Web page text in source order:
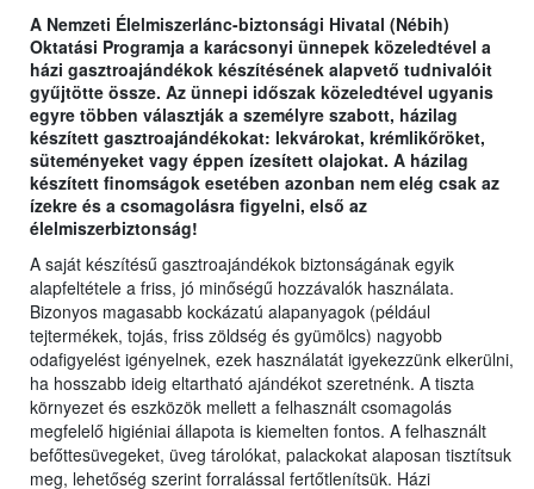
A Nemzeti Élelmiszerlánc-biztonsági Hivatal (Nébih)
Oktatási Programja a karácsonyi ünnepek közeledtével a
házi gasztroajándékok készítésének alapvető tudnivalóit
gyűjtötte össze. Az ünnepi időszak közeledtével ugyanis
egyre többen választják a személyre szabott, házilag
készített gasztroajándékokat: lekvárokat, krémlikőröket,
süteményeket vagy éppen ízesített olajokat. A házilag
készített finomságok esetében azonban nem elég csak az
ízekre és a csomagolásra figyelni, első az
élelmiszerbiztonság!
A saját készítésű gasztroajándékok biztonságának egyik
alapfeltétele a friss, jó minőségű hozzávalók használata.
Bizonyos magasabb kockázatú alapanyagok (például
tejtermékek, tojás, friss zöldség és gyümölcs) nagyobb
odafigyelést igényelnek, ezek használatát igyekezzünk elkerülni,
ha hosszabb ideig eltartható ajándékot szeretnénk. A tiszta
környezet és eszközök mellett a felhasznált csomagolás
megfelelő higiéniai állapota is kiemelten fontos. A felhasznált
befőttesüvegeket, üveg tárolókat, palackokat alaposan tisztítsuk
meg, lehetőség szerint forralással fertőtlenítsük. Házi